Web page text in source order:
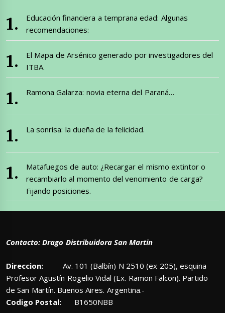
Educación financiera a temprana edad: Algunas
recomendaciones:
El Mapa de Arsénico generado por investigadores del
ITBA.
Ramona Galarza: novia eterna del Paraná…
La sonrisa: la dueña de la felicidad.
Matafuegos de auto: ¿Recargar el mismo extintor o
recambiarlo al momento del vencimiento de carga?
Fijando posiciones.
Contacto: Drago Distribuidora San Martin
Direccion: Av. 101 (Balbín) N 2510 (ex 205), esquina
Profesor Agustín Rogelio Vidal (Ex. Ramon Falcon). Partido
de San Martín. Buenos Aires. Argentina.-
Codigo Postal: B1650NBB